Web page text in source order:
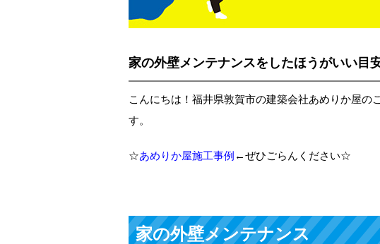
家の外壁メンテナンスをしたほうがいい目
こんにちは！福井県敦賀市の建築会社あめりか屋の
す。
☆あめりか屋施工事例 ←ぜひごらんください☆
家の外壁メンテナンス